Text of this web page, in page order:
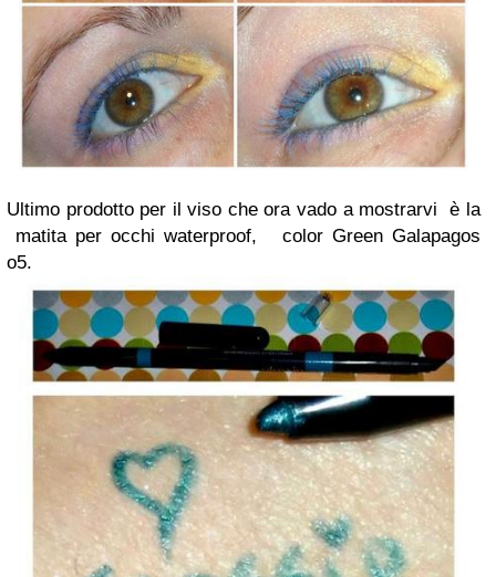
Ultimo prodotto per il viso che ora vado a mostrarvi è la
matita per occhi waterproof, color Green Galapagos
o5.